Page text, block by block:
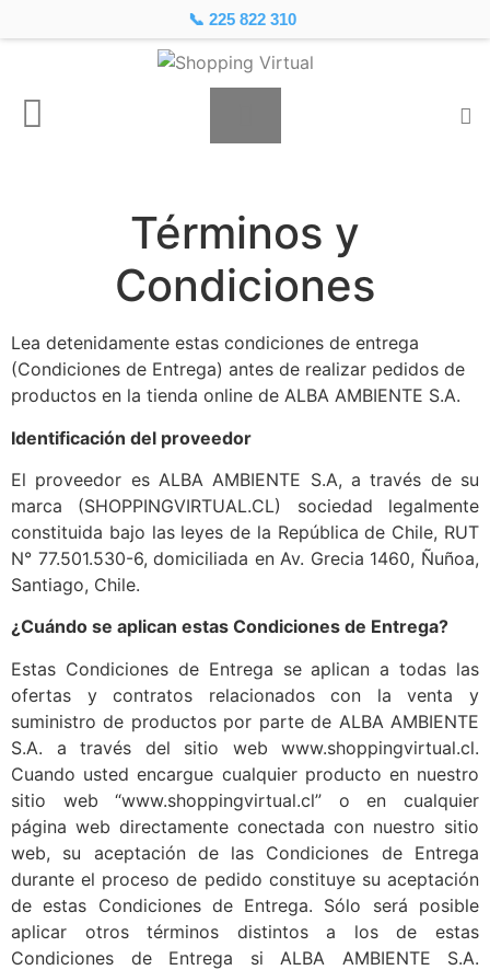
📞 225 822 310
Términos y
Condiciones
Lea detenidamente estas condiciones de entrega
(Condiciones de Entrega) antes de realizar pedidos de
productos en la tienda online de ALBA AMBIENTE S.A.
Identificación del proveedor
El proveedor es ALBA AMBIENTE S.A, a través de su
marca (SHOPPINGVIRTUAL.CL) sociedad legalmente
constituida bajo las leyes de la República de Chile, RUT
N° 77.501.530-6, domiciliada en Av. Grecia 1460, Ñuñoa,
Santiago, Chile.
¿Cuándo se aplican estas Condiciones de Entrega?
Estas Condiciones de Entrega se aplican a todas las
ofertas y contratos relacionados con la venta y
suministro de productos por parte de ALBA AMBIENTE
S.A. a través del sitio web www.shoppingvirtual.cl.
Cuando usted encargue cualquier producto en nuestro
sitio web “www.shoppingvirtual.cl” o en cualquier
página web directamente conectada con nuestro sitio
web, su aceptación de las Condiciones de Entrega
durante el proceso de pedido constituye su aceptación
de estas Condiciones de Entrega. Sólo será posible
aplicar otros términos distintos a los de estas
Condiciones de Entrega si ALBA AMBIENTE S.A.